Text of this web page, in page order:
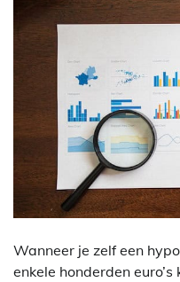
Wanneer je zelf een
enkele honderden